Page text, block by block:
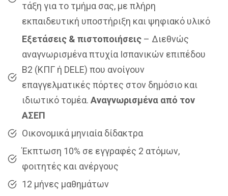
τάξη για το τμήμα σας, με πλήρη
εκπαιδευτική υποστήριξη και ψηφιακό υλικό
Εξετάσεις & πιστοποιήσεις – Διεθνώς
αναγνωρισμένα πτυχία Ισπανικών επιπέδου
B2 (ΚΠΓ ή DELE) που ανοίγουν
επαγγελματικές πόρτες στον δημόσιο και
ιδιωτικό τομέα. Αναγνωρισμένα από τον
ΑΣΕΠ
Οικονομικά μηνιαία δίδακτρα
Έκπτωση 10% σε εγγραφές 2 ατόμων,
φοιτητές και ανέργους
12 μήνες μαθημάτων